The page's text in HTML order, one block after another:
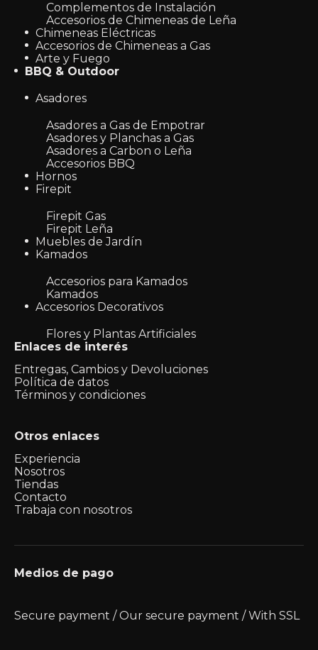
Complementos de Instalación
Accesorios de Chimeneas de Leña
Chimeneas Eléctricas
Accesorios de Chimeneas a Gas
Arte y Fuego
BBQ & Outdoor
Asadores
Asadores a Gas de Empotrar
Asadores y Planchas a Gas
Asadores a Carbon o Leña
Accesorios BBQ
Hornos
Firepit
Firepit Gas
Firepit Leña
Muebles de Jardín
Kamados
Accesorios para Kamados
Kamados
Accesorios Decorativos
Flores y Plantas Artificiales
Enlaces de interés
Entregas, Cambios y Devoluciones
Política de datos
Términos y condiciones
Otros enlaces
Experiencia
Nosotros
Tiendas
Contacto
Trabaja con nosotros
Medios de pago
Secure payment / Our secure payment / With SSL